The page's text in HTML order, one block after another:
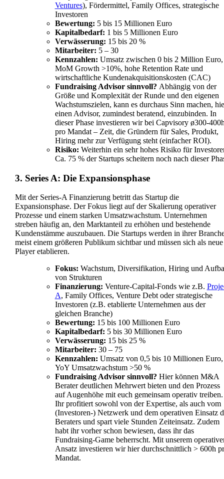
Ventures), Fördermittel, Family Offices, strategische
Investoren
Bewertung: 5 bis 15 Millionen Euro
Kapitalbedarf: 1 bis 5 Millionen Euro
Verwässerung: 15 bis 20 %
Mitarbeiter: 5 – 30
Kennzahlen: Umsatz zwischen 0 bis 2 Million Euro,
MoM Growth >10%, hohe Retention Rate und
wirtschaftliche Kundenakquisitionskosten (CAC)
Fundraising Advisor sinnvoll? Abhängig von der
Größe und Komplexität der Runde und den eigenen
Wachstumszielen, kann es durchaus Sinn machen,
einen Advisor, zumindest beratend, einzubinden. In
dieser Phase investieren wir bei Capvisory ø300-
pro Mandat – Zeit, die Gründern für Sales, Produkt,
Hiring mehr zur Verfügung steht (einfacher ROI).
Risiko: Weiterhin ein sehr hohes Risiko für
Ca. 75 % der Startups scheitern noch nach dieser
3. Series A: Die Expansionsphase
Mit der Series-A Finanzierung betritt das Startup die
Expansionsphase. Der Fokus liegt auf der Skalierung operativer
Prozesse und einem starken Umsatzwachstum. Unternehmen
streben häufig an, den Marktanteil zu erhöhen und bestehende
Kundenstämme auszubauen. Die Startups werden in ihrer
meist einem größeren Publikum sichtbar und müssen sich als neue
Player etablieren.
Fokus: Wachstum, Diversifikation, Hiring und
von Strukturen
Finanzierung: Venture-Capital-Fonds wie z.B.
A, Family Offices, Venture Debt oder strategische
Investoren (z.B. etablierte Unternehmen aus der
gleichen Branche)
Bewertung: 15 bis 100 Millionen Euro
Kapitalbedarf: 5 bis 30 Millionen Euro
Verwässerung: 15 bis 25 %
Mitarbeiter: 30 – 75
Kennzahlen: Umsatz von 0,5 bis 10 Millionen Euro,
YoY Umsatzwachstum >50 %
Fundraising Advisor sinnvoll? Hier können M&A
Berater deutlichen Mehrwert bieten und den Prozess
auf Augenhöhe mit euch gemeinsam operativ treiben.
Ihr profitiert sowohl von der Expertise, als auch vom
(Investoren-) Netzwerk und dem operativen Einsatz
Beraters und spart viele Stunden Zeiteinsatz. Zudem
habt ihr vorher schon bewiesen, dass ihr das
Fundraising-Game beherrscht. Mit unserem
Ansatz investieren wir hier durchschnittlich > 600h
Mandat.